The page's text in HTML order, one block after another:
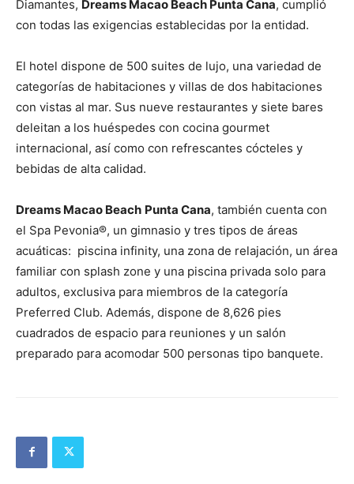
Diamantes, Dreams Macao Beach Punta Cana, cumplió
con todas las exigencias establecidas por la entidad.
El hotel dispone de 500 suites de lujo, una variedad de
categorías de habitaciones y villas de dos habitaciones
con vistas al mar. Sus nueve restaurantes y siete bares
deleitan a los huéspedes con cocina gourmet
internacional, así como con refrescantes cócteles y
bebidas de alta calidad.
Dreams Macao Beach Punta Cana, también cuenta con
el Spa Pevonia®, un gimnasio y tres tipos de áreas
acuáticas: piscina infinity, una zona de relajación, un área
familiar con splash zone y una piscina privada solo para
adultos, exclusiva para miembros de la categoría
Preferred Club. Además, dispone de 8,626 pies
cuadrados de espacio para reuniones y un salón
preparado para acomodar 500 personas tipo banquete.